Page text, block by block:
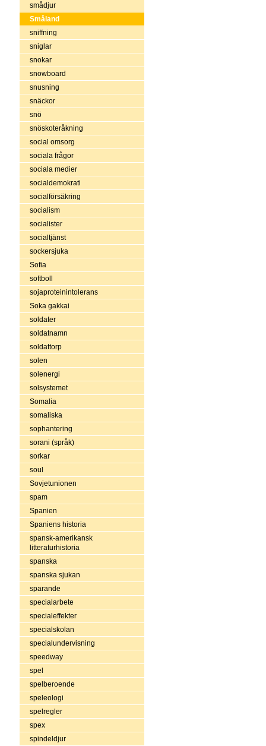
smådjur
Småland
sniffning
sniglar
snokar
snowboard
snusning
snäckor
snö
snöskoteråkning
social omsorg
sociala frågor
sociala medier
socialdemokrati
socialförsäkring
socialism
socialister
socialtjänst
sockersjuka
Sofia
softboll
sojaproteinintolerans
Soka gakkai
soldater
soldatnamn
soldattorp
solen
solenergi
solsystemet
Somalia
somaliska
sophantering
sorani (språk)
sorkar
soul
Sovjetunionen
spam
Spanien
Spaniens historia
spansk-amerikansk
litteraturhistoria
spanska
spanska sjukan
sparande
specialarbete
specialeffekter
specialskolan
specialundervisning
speedway
spel
spelberoende
speleologi
spelregler
spex
spindeldjur